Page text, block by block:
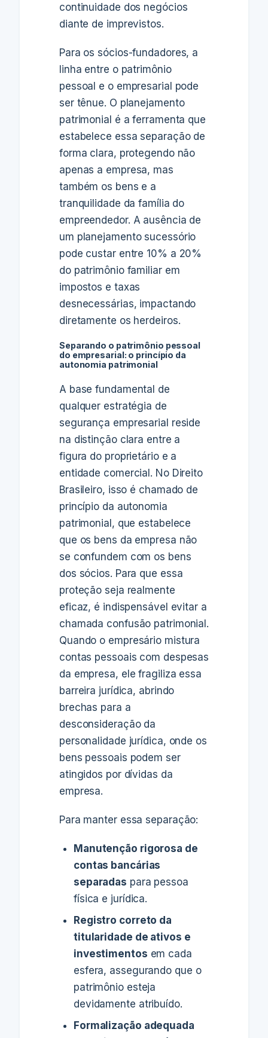
continuidade dos negócios
diante de imprevistos.
Para os sócios-fundadores, a
linha entre o patrimônio
pessoal e o empresarial pode
ser tênue. O planejamento
patrimonial é a ferramenta que
estabelece essa separação de
forma clara, protegendo não
apenas a empresa, mas
também os bens e a
tranquilidade da família do
empreendedor. A ausência de
um planejamento sucessório
pode custar entre 10% a 20%
do patrimônio familiar em
impostos e taxas
desnecessárias, impactando
diretamente os herdeiros.
Separando o patrimônio pessoal
do empresarial: o princípio da
autonomia patrimonial
A base fundamental de
qualquer estratégia de
segurança empresarial reside
na distinção clara entre a
figura do proprietário e a
entidade comercial. No Direito
Brasileiro, isso é chamado de
princípio da autonomia
patrimonial, que estabelece
que os bens da empresa não
se confundem com os bens
dos sócios. Para que essa
proteção seja realmente
eficaz, é indispensável evitar a
chamada confusão patrimonial.
Quando o empresário mistura
contas pessoais com despesas
da empresa, ele fragiliza essa
barreira jurídica, abrindo
brechas para a
desconsideração da
personalidade jurídica, onde os
bens pessoais podem ser
atingidos por dívidas da
empresa.
Para manter essa separação:
Manutenção rigorosa de
contas bancárias
separadas para pessoa
física e jurídica.
Registro correto da
titularidade de ativos e
investimentos em cada
esfera, assegurando que o
patrimônio esteja
devidamente atribuído.
Formalização adequada